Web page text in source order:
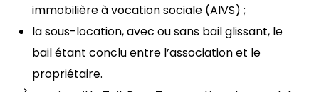
immobilière à vocation sociale (AIVS) ;
la sous-location, avec ou sans bail glissant, le
bail étant conclu entre l’association et le
propriétaire.